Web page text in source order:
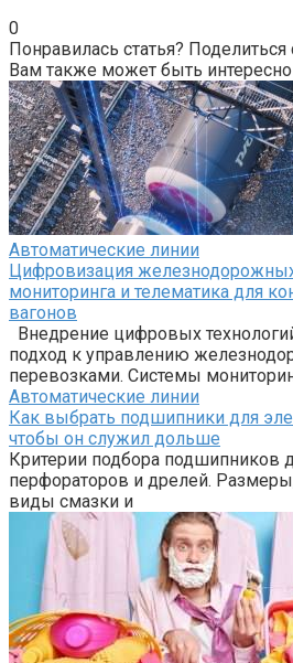
0
Понравилась статья? Поделиться
Вам также может быть интересно
Автоматические линии
Цифровизация
мониторинга и телематика для
вагонов
Внедрение цифровых
подход к управлению
перевозками. Системы
Автоматические линии
Как выбрать подшипники для
чтобы он служил дольше
Критерии подбора подшипников
перфораторов и дрелей.
виды смазки и